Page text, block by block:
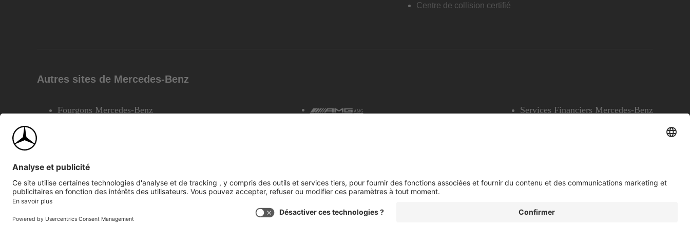
Centre de collision certifié
Autres sites de Mercedes-Benz
Fourgons Mercedes-Benz AMG Services Financiers Mercedes-Benz
©2026 Mercedes-Benz Canada Inc.